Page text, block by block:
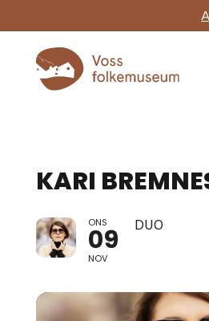
KARI
ONS
09
NOV
DUO